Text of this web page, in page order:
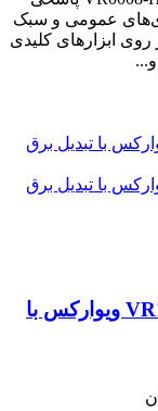
عمومی و سبک
با تمرکز بر روی ابزارهای کلیدی
کمپرسور فندکی دو سیلندر VR1207 ACT ویوارکس با